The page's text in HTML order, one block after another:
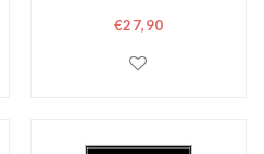
Originele
Premium Print,
€27,90